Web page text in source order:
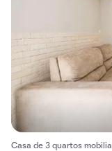
Casa de 3 quartos